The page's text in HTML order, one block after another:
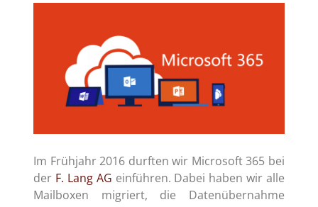
Im Frühjahr 2016 durften wir Microsoft 365 bei
der F. Lang AG einführen. Dabei haben wir alle
Mailboxen migriert, die Datenübernahme